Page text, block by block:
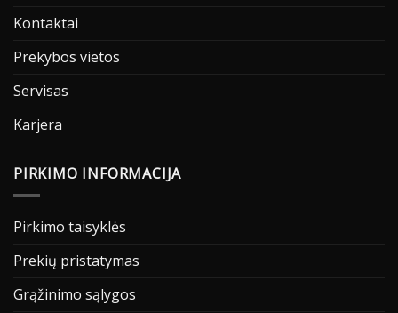
Kontaktai
Prekybos vietos
Servisas
Karjera
PIRKIMO INFORMACIJA
Pirkimo taisyklės
Prekių pristatymas
Grąžinimo sąlygos